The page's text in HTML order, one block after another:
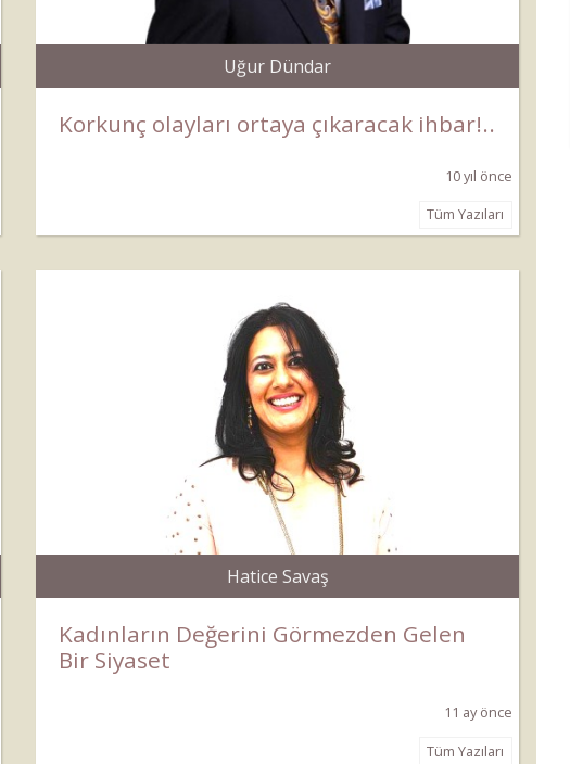
Uğur Dündar
Korkunç olayları ortaya çıkaracak ihbar!..
10 yıl önce
Tüm Yazıları
Hatice Savaş
Kadınların Değerini Görmezden Gelen
Bir Siyaset
11 ay önce
Tüm Yazıları